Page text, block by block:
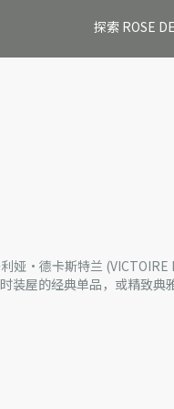
探索 ROSE
娅·德卡斯特兰 (VICTOIRE
装屋的经典单品，或精致典